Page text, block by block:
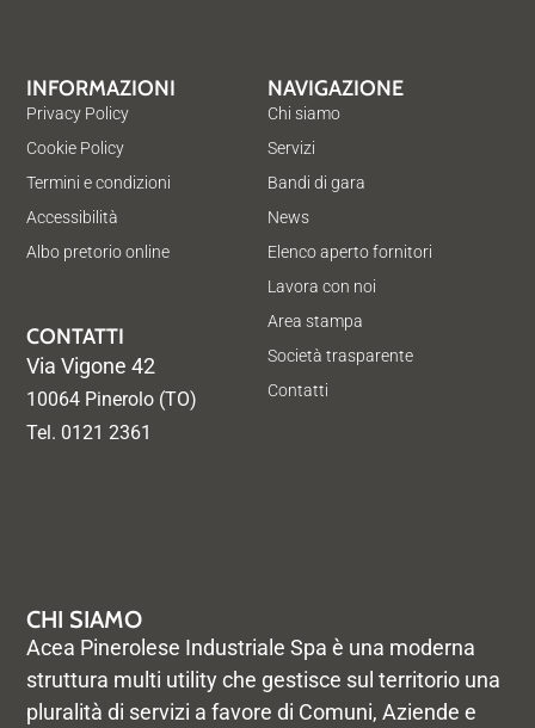
CHI SIAMO
Acea Pinerolese Industriale Spa è una moderna
struttura multi utility che gestisce sul territorio una
pluralità di servizi a favore di Comuni, Aziende e
NAVIGAZIONE
Chi siamo
Servizi
Bandi di gara
News
Elenco aperto fornitori
Lavora con noi
Area stampa
Società trasparente
Contatti
INFORMAZIONI
Privacy Policy
Cookie Policy
Termini e condizioni
Accessibilità
Albo pretorio online
CONTATTI
Via Vigone 42
10064 Pinerolo (TO)
Tel. 0121 2361